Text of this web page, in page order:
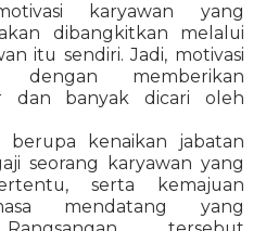
karyawan yang
dibangkitkan melalui
itu sendiri. Jadi, motivasi
dengan memberikan
dan banyak dicari oleh
berupa kenaikan jabatan
seorang karyawan yang
serta kemajuan
mendatang yang